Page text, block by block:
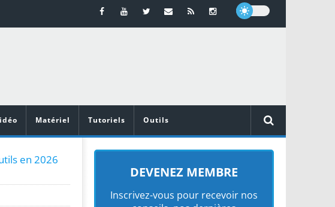
Matériel Tutoriels Outils
en 2026
DEVENEZ MEMBRE
Inscrivez-vous pour recevoir nos